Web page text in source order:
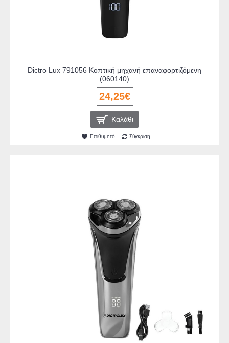
Dictro Lux 791056 Κοπτική μηχανή επαναφορτιζόμενη
(060140)
24,25€
Καλάθι
Επιθυμητό Σύγκριση